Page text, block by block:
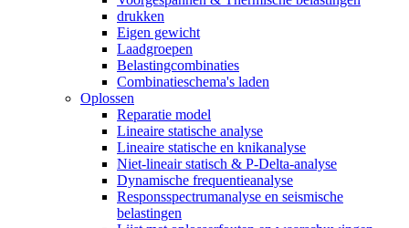
drukken
Eigen gewicht
Laadgroepen
Belastingcombinaties
Combinatieschema's laden
Oplossen
Reparatie model
Lineaire statische analyse
Lineaire statische en knikanalyse
Niet-lineair statisch & P-Delta-analyse
Dynamische frequentieanalyse
Responsspectrumanalyse en seismische
belastingen